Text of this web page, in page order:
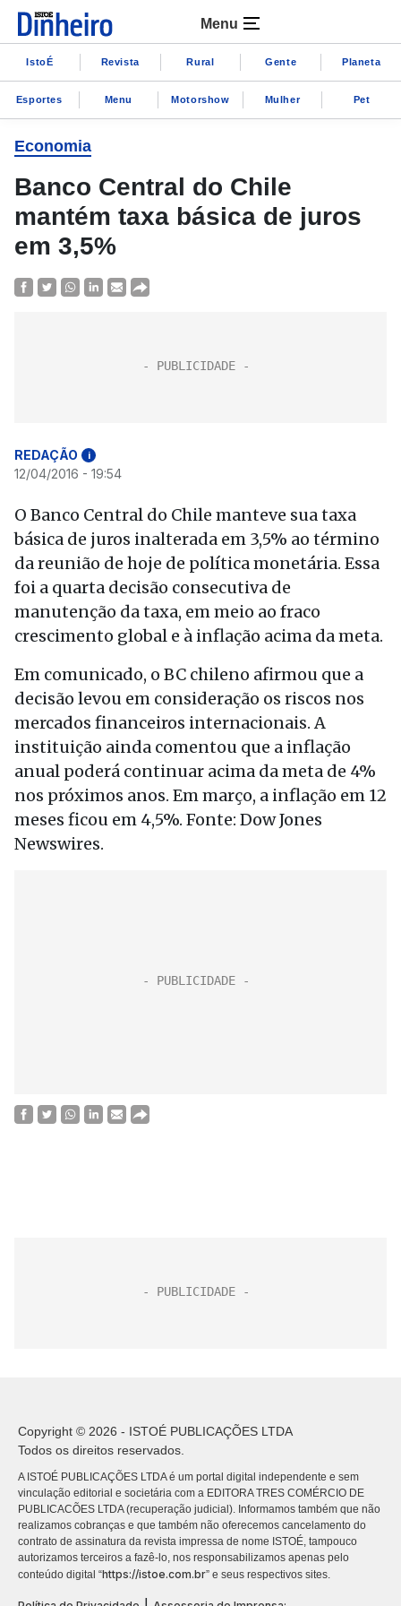
Menu
IstoÉ Revista Rural Gente Planeta
Esportes Menu Motorshow Mulher Pet
Economia
Banco Central do Chile
mantém taxa básica de juros
em 3,5%
REDAÇÃO i
12/04/2016 - 19:54
O Banco Central do Chile manteve sua taxa
básica de juros inalterada em 3,5% ao término
da reunião de hoje de política monetária. Essa
foi a quarta decisão consecutiva de
manutenção da taxa, em meio ao fraco
crescimento global e à inflação acima da meta.
Em comunicado, o BC chileno afirmou que a
decisão levou em consideração os riscos nos
mercados financeiros internacionais. A
instituição ainda comentou que a inflação
anual poderá continuar acima da meta de 4%
nos próximos anos. Em março, a inflação em 12
meses ficou em 4,5%. Fonte: Dow Jones
Newswires.
Copyright © 2026 - ISTOÉ PUBLICAÇÕES LTDA
Todos os direitos reservados.
A ISTOÉ PUBLICAÇÕES LTDA é um portal digital independente e sem
vinculação editorial e societária com a EDITORA TRES COMÉRCIO DE
PUBLICACÕES LTDA (recuperação judicial). Informamos também que não
realizamos cobranças e que também não oferecemos cancelamento do
contrato de assinatura da revista impressa de nome ISTOÉ, tampouco
autorizamos terceiros a fazê-lo, nos responsabilizamos apenas pelo
conteúdo digital “https://istoe.com.br” e seus respectivos sites.